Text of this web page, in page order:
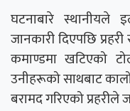
घटनाबारे स्थानीयले
जानकारी दिएपछि
कमाण्डमा खटिएको
उनीहरूको साथबाट
बरामद गरिएको प्रहरीले